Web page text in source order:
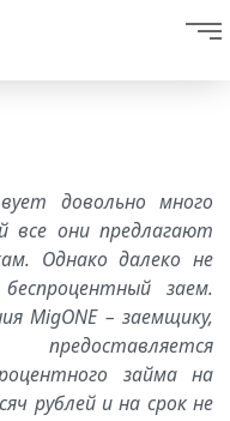
довольно много
все они предлагают
Однако далеко не
заем.
MigONE – заемщику,
займа на
рублей и на срок не